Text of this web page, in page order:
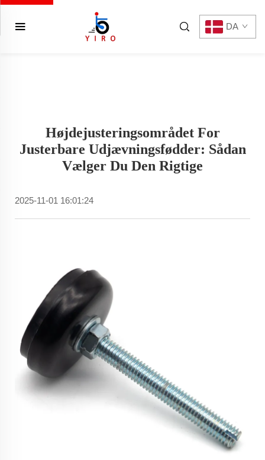
DA
Højdejusteringsområdet For
Justerbare Udjævningsfødder: Sådan
Vælger Du Den Rigtige
2025-11-01 16:01:24